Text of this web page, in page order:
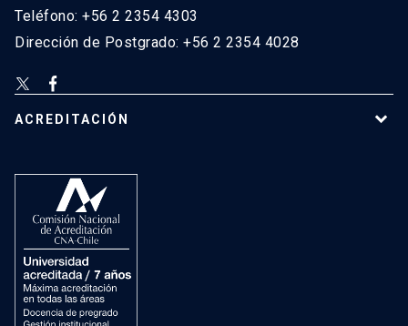
Teléfono: +56 2 2354 4303
Dirección de Postgrado: +56 2 2354 4028
ACREDITACIÓN